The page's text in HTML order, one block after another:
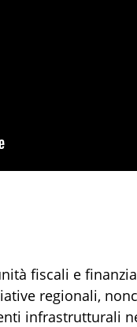
fiscali e
regionali,
infrastrutturali